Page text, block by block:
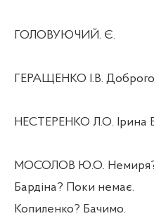
ГОЛОВУЮЧИЙ. Є.
ГЕРАЩЕНКО І.В. Доброго
НЕСТЕРЕНКО Л.О. Ірина
МОСОЛОВ Ю.О. Немиря?
Бардіна? Поки немає.
Копиленко? Бачимо.